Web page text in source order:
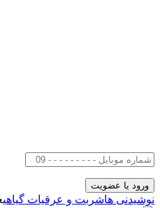
نوشیدنی هاشربت و عرقیات گیاهی